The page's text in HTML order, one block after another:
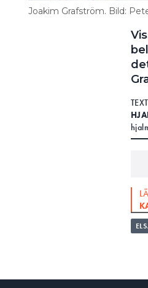
Joakim Grafström. Bild:
TEXT